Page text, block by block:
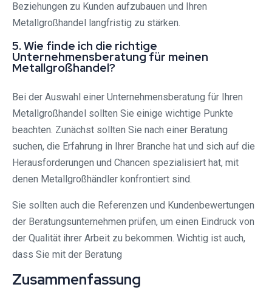
Beziehungen zu Kunden aufzubauen und Ihren
Metallgroßhandel langfristig zu stärken.
5. Wie finde ich die richtige
Unternehmensberatung für meinen
Metallgroßhandel?
Bei der Auswahl einer Unternehmensberatung für Ihren
Metallgroßhandel sollten Sie einige wichtige Punkte
beachten. Zunächst sollten Sie nach einer Beratung
suchen, die Erfahrung in Ihrer Branche hat und sich auf die
Herausforderungen und Chancen spezialisiert hat, mit
denen Metallgroßhändler konfrontiert sind.
Sie sollten auch die Referenzen und Kundenbewertungen
der Beratungsunternehmen prüfen, um einen Eindruck von
der Qualität ihrer Arbeit zu bekommen. Wichtig ist auch,
dass Sie mit der Beratung
Zusammenfassung